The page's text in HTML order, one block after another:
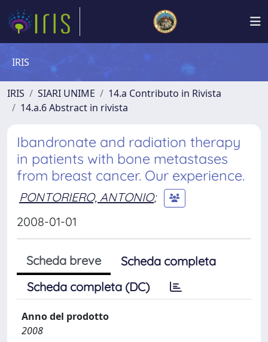
IRIS
IRIS SIARI UNIME
14.a Contributo in Rivista
14.a.6 Abstract in rivista
Ibandronate and radiation therapy
in patients with bone metastases
from breast cancer. Our experience.
PONTORIERO, ANTONIO;
2008-01-01
Scheda breve
Scheda completa
Scheda completa (DC)
Anno del prodotto
2008